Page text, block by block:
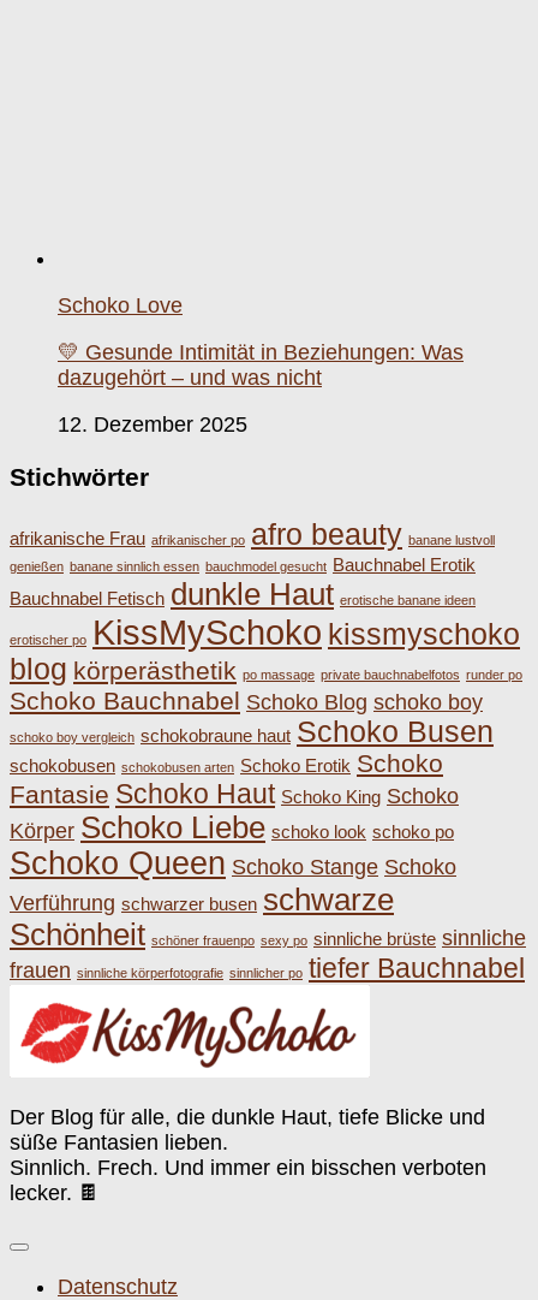
Schoko Love
💛 Gesunde Intimität in Beziehungen: Was
dazugehört – und was nicht
12. Dezember 2025
Stichwörter
afrikanische Frau afrikanischer po afro beauty banane lustvoll
genießen banane sinnlich essen bauchmodel gesucht Bauchnabel Erotik
Bauchnabel Fetisch dunkle Haut erotische banane ideen
erotischer po KissMySchoko kissmyschoko
blog körperästhetik po massage private bauchnabelfotos runder po
Schoko Bauchnabel Schoko Blog schoko boy
schoko boy vergleich schokobraune haut Schoko Busen
schokobusen schokobusen arten Schoko Erotik Schoko
Fantasie Schoko Haut Schoko King Schoko
Körper Schoko Liebe schoko look schoko po
Schoko Queen Schoko Stange Schoko
Verführung schwarzer busen schwarze
Schönheit schöner frauenpo sexy po sinnliche brüste sinnliche
frauen sinnliche körperfotografie sinnlicher po tiefer Bauchnabel
Der Blog für alle, die dunkle Haut, tiefe Blicke und
süße Fantasien lieben.
Sinnlich. Frech. Und immer ein bisschen verboten
lecker. 🍫
Datenschutz